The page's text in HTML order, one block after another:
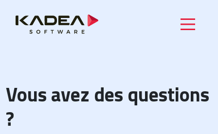
Vous avez des questions
?